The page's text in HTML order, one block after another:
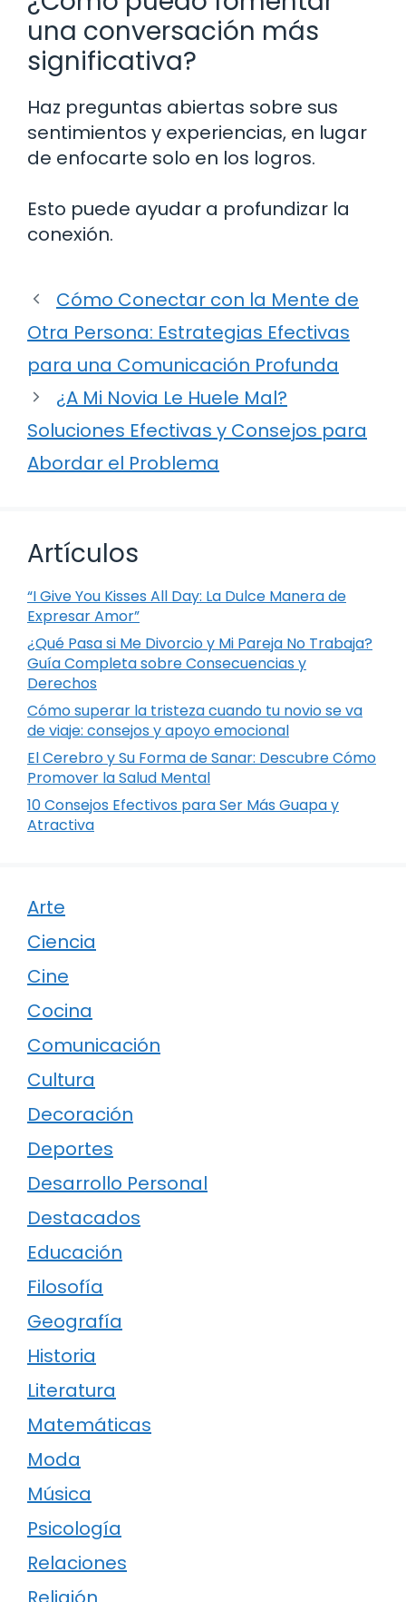
una conversación más
significativa?
Haz preguntas abiertas sobre sus
sentimientos y experiencias, en lugar
de enfocarte solo en los logros.
Esto puede ayudar a profundizar la
conexión.
Cómo Conectar con la Mente de
Otra Persona: Estrategias Efectivas
para una Comunicación Profunda
¿A Mi Novia Le Huele Mal?
Soluciones Efectivas y Consejos para
Abordar el Problema
Artículos
“I Give You Kisses All Day: La Dulce Manera de
Expresar Amor”
¿Qué Pasa si Me Divorcio y Mi Pareja No Trabaja?
Guía Completa sobre Consecuencias y
Derechos
Cómo superar la tristeza cuando tu novio se va
de viaje: consejos y apoyo emocional
El Cerebro y Su Forma de Sanar: Descubre Cómo
Promover la Salud Mental
10 Consejos Efectivos para Ser Más Guapa y
Atractiva
Arte
Ciencia
Cine
Cocina
Comunicación
Cultura
Decoración
Deportes
Desarrollo Personal
Destacados
Educación
Filosofía
Geografía
Historia
Literatura
Matemáticas
Moda
Música
Psicología
Relaciones